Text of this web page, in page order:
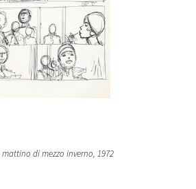
di mezzo inverno, 1972